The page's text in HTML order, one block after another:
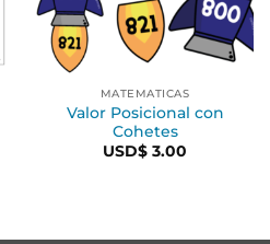
MATEMATICAS
Valor Posicional con
Cohetes
USD$ 3.00